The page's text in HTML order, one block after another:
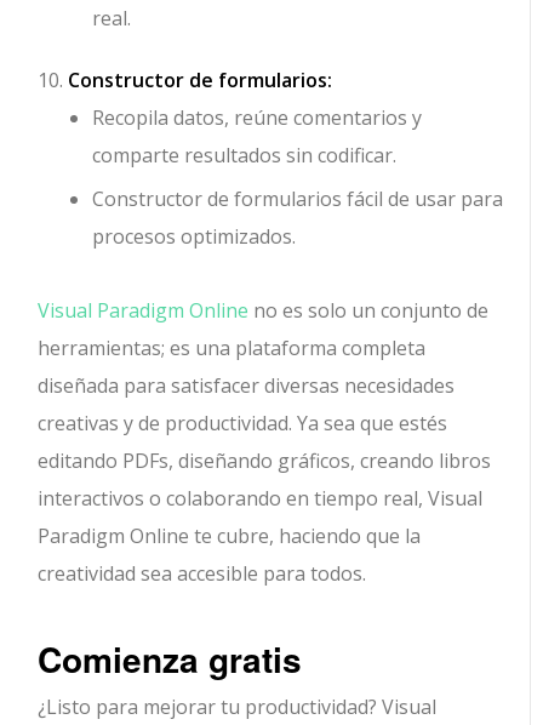
real.
Constructor de formularios:
Recopila datos, reúne comentarios y
comparte resultados sin codificar.
Constructor de formularios fácil de usar para
procesos optimizados.
Visual Paradigm Online no es solo un conjunto de
herramientas; es una plataforma completa
diseñada para satisfacer diversas necesidades
creativas y de productividad. Ya sea que estés
editando PDFs, diseñando gráficos, creando libros
interactivos o colaborando en tiempo real, Visual
Paradigm Online te cubre, haciendo que la
creatividad sea accesible para todos.
Comienza gratis
¿Listo para mejorar tu productividad? Visual